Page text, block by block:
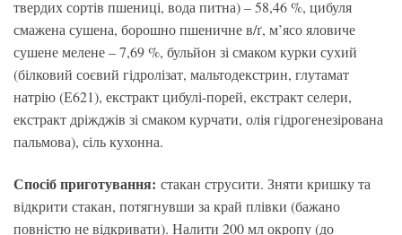
твердих сортів пшениці, вода питна) – 58,46 %, цибуля
смажена сушена, борошно пшеничне в/ґ, м’ясо яловиче
сушене мелене – 7,69 %, бульйон зі смаком курки сухий
(білковий соєвий гідролізат, мальтодекстрин, глутамат
натрію (Е621), екстракт цибулі-порей, екстракт селери,
екстракт дріжджів зі смаком курчати, олія гідрогенезірована
пальмова), сіль кухонна.
Спосіб приготування: стакан струсити. Зняти кришку та
відкрити стакан, потягнувши за край плівки (бажано
повністю не відкривати). Налити 200 мл окропу (до